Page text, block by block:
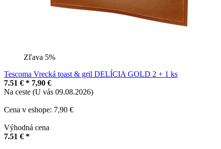
Zľava 5%
Tescoma Vrecká toast & gril DELÍCIA GOLD 2 + 1 ks
7.51 € * 7,90 €
Na ceste (U vás 09.08.2026)
Cena v eshope: 7,90 €
Výhodná cena
7.51 € *